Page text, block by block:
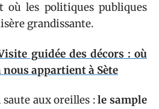
où les politiques publiques
grandissante.
guidée des décors : où
appartient à Sète
aux oreilles :le sample